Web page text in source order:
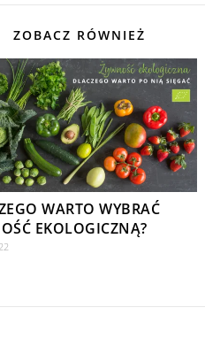
ZOBACZ RÓWNIEŻ
WARTO WYBRAĆ
EKOLOGICZNĄ?